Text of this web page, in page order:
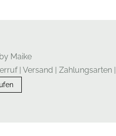
Maike
| Versand | Zahlungsarten|